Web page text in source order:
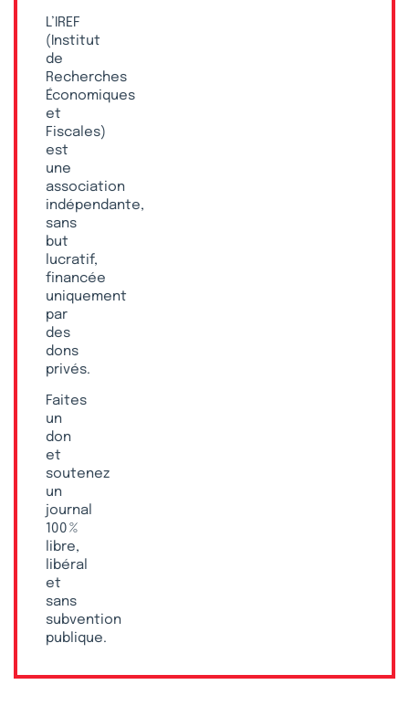
L’IREF
(Institut
de
Recherches
Économiques
et
Fiscales)
est
une
association
indépendante,
sans
but
lucratif,
financée
uniquement
par
des
dons
privés.
Faites
un
don
et
soutenez
un
journal
100 %
libre,
libéral
et
sans
subvention
publique.